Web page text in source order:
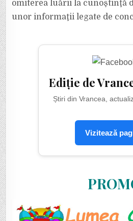
omiterea luării la cunoştinţă
unor informaţii legate de
Ediție de
Știri din Vrancea,
Vizitează